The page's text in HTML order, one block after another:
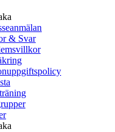
& Svar